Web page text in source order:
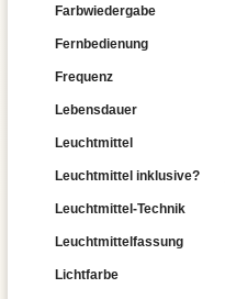
Farbwiedergabe
Fernbedienung
Frequenz
Lebensdauer
Leuchtmittel
Leuchtmittel inklusive?
Leuchtmittel-Technik
Leuchtmittelfassung
Lichtfarbe